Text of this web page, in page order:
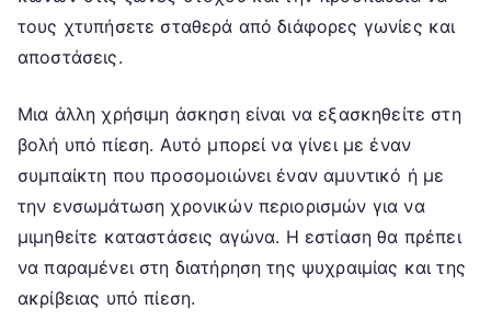
τους χτυπήσετε σταθερά από διάφορες γωνίες και
αποστάσεις.
Μια άλλη χρήσιμη άσκηση είναι να εξασκηθείτε στη
βολή υπό πίεση. Αυτό μπορεί να γίνει με έναν
συμπαίκτη που προσομοιώνει έναν αμυντικό ή με
την ενσωμάτωση χρονικών περιορισμών για να
μιμηθείτε καταστάσεις αγώνα. Η εστίαση θα πρέπει
να παραμένει στη διατήρηση της ψυχραιμίας και της
ακρίβειας υπό πίεση.